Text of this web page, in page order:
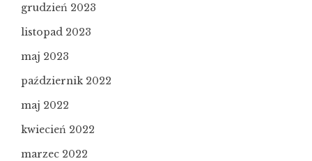
grudzień 2023
listopad 2023
maj 2023
październik 2022
maj 2022
kwiecień 2022
marzec 2022